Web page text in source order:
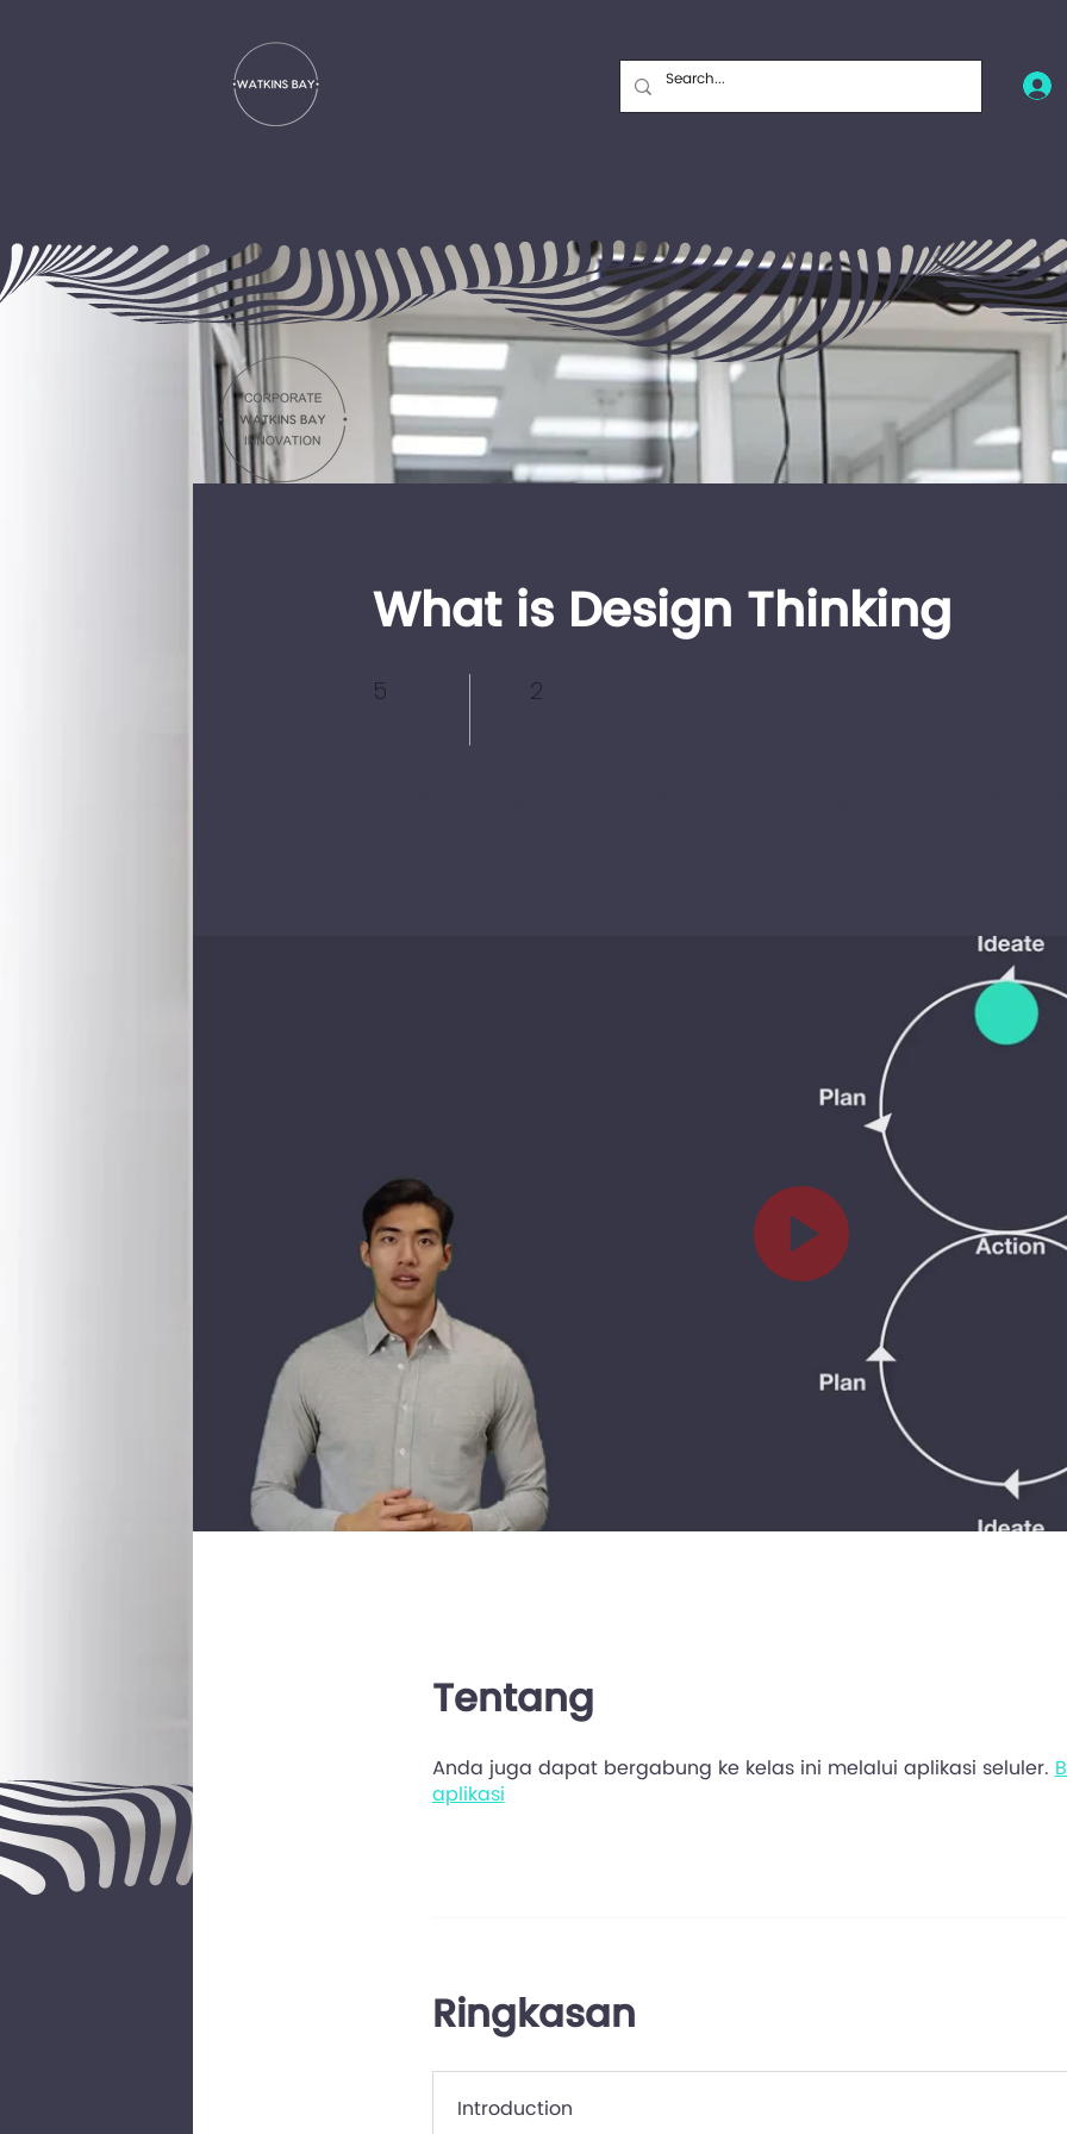
What is Design Thinking
5
5 Hari 2
2 Langkah
Tentang
Anda juga dapat bergabung ke kelas ini melalui aplikasi seluler.
aplikasi
Ringkasan
Introduction